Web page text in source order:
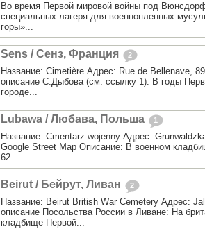
Во время Первой мировой войны под
специальных лагеря для военнопленных
горы»...
Sens / Сенз, Франция 2
Название: Cimetière Адрес: Rue de Bellenave,
описание С.Дыбова (см. ссылку 1): В годы
городе...
Lubawa / Любава, Польша 1
Название: Cmentarz wojenny Адрес:
Google Street Map Описание: В военном
62...
Beirut / Бейрут, Ливан 2
Название: Beirut British War Cemetery Адрес:
описание Посольства России в Ливане: На
кладбище Первой...